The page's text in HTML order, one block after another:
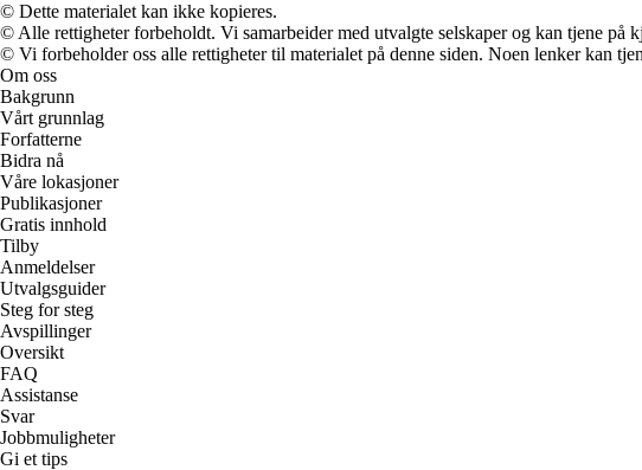
© Dette materialet kan ikke kopieres.
© Alle rettigheter forbeholdt. Vi samarbeider med utvalgte selskaper og kan tjene på
© Vi forbeholder oss alle rettigheter til materialet på denne siden. Noen lenker kan
Om oss
Bakgrunn
Vårt grunnlag
Forfatterne
Bidra nå
Våre lokasjoner
Publikasjoner
Gratis innhold
Tilby
Anmeldelser
Utvalgsguider
Steg for steg
Avspillinger
Oversikt
FAQ
Assistanse
Svar
Jobbmuligheter
Gi et tips